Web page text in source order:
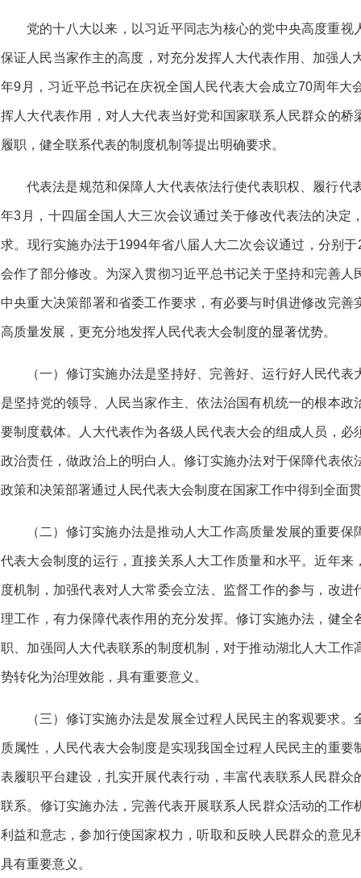
党的十八大以来，以习近平同志为核心的党中央高度重
保证人民当家作主的高度，对充分发挥人大代表作用、加强人
年9月，习近平总书记在庆祝全国人民代表大会成立70周年大
挥人大代表作用，对人大代表当好党和国家联系人民群众的
履职，健全联系代表的制度机制等提出明确要求。
代表法是规范和保障人大代表依法行使代表职权、履行代
年3月，十四届全国人大三次会议通过关于修改代表法的决定
求。现行实施办法于1994年省八届人大二次会议通过，分别
会作了部分修改。为深入贯彻习近平总书记关于坚持和完善
中央重大决策部署和省委工作要求，有必要与时俱进修改完
高质量发展，更充分地发挥人民代表大会制度的显著优势。
（一）修订实施办法是坚持好、完善好、运行好人民代
是坚持党的领导、人民当家作主、依法治国有机统一的根本
要制度载体。人大代表作为各级人民代表大会的组成人员，
政治责任，做政治上的明白人。修订实施办法对于保障代表
政策和决策部署通过人民代表大会制度在国家工作中得到全面
（二）修订实施办法是推动人大工作高质量发展的重要
代表大会制度的运行，直接关系人大工作质量和水平。近年
度机制，加强代表对人大常委会立法、监督工作的参与，改
理工作，有力保障代表作用的充分发挥。修订实施办法，健
职、加强同人大代表联系的制度机制，对于推动湖北人大工
势转化为治理效能，具有重要意义。
（三）修订实施办法是发展全过程人民民主的客观要求
质属性，人民代表大会制度是实现我国全过程人民民主的重
表履职平台建设，扎实开展代表行动，丰富代表联系人民群
联系。修订实施办法，完善代表开展联系人民群众活动的工
利益和意志，参加行使国家权力，听取和反映人民群众的意
具有重要意义。